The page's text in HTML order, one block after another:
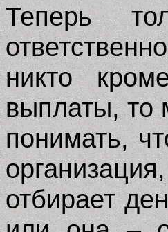
Теперь
никто
выплаты, то
понимать,
отбирает